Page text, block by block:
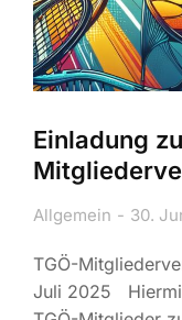
Einladung
Allgemein 30.
TGÖ-
Juli 2025